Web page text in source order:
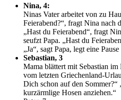
Nina, 4:
Ninas Vater arbeitet von zu
Feierabend?“, fragt Nina nach
„Hast du Feierabend“, fragt
seufzt Papa. „Hast du
„Ja“, sagt Papa, legt eine
Sebastian, 3
Mama blättert mit Sebastian
vom letzten Griechenland-
Dich schon auf den Sommer?“
kurzärmlige Hosen anziehen.“